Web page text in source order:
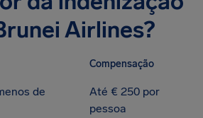
Airlines?
Compensação
de
Até € 250 por
pessoa